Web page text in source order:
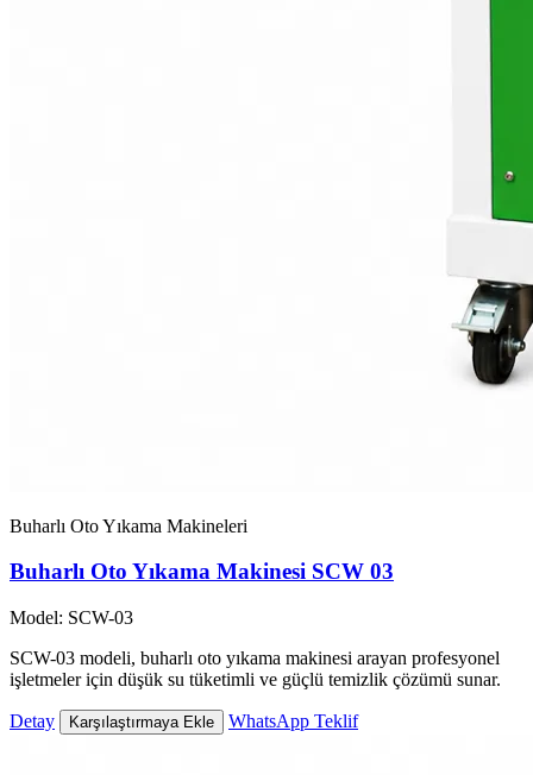
Buharlı Oto Yıkama Makineleri
Buharlı Oto Yıkama Makinesi SCW 03
Model: SCW-03
SCW-03 modeli, buharlı oto yıkama makinesi arayan profesyonel
işletmeler için düşük su tüketimli ve güçlü temizlik çözümü sunar.
Detay Karşılaştırmaya Ekle WhatsApp Teklif